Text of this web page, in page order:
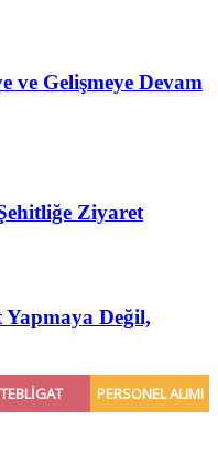
ve Gelişmeye Devam
Ziyaret
Değil,